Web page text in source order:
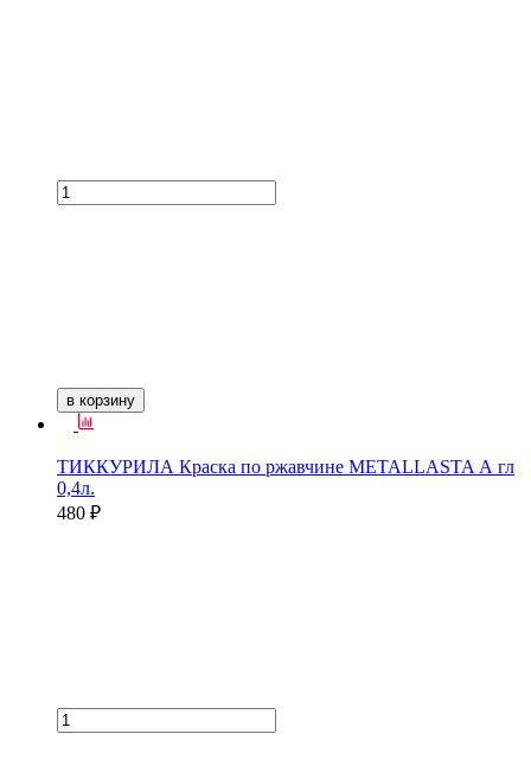
в корзину
ТИККУРИЛА Краска по ржавчине METALLASTA А гл
0,4л.
480 ₽